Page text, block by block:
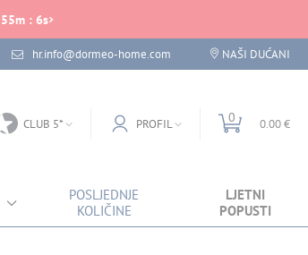
55m : 5s
hr.info@dormeo-home.com NAŠI DUĆANI
CLUB 5* PROFIL 0 0.00 €
POSLJEDNJE
KOLIČINE
LJETNI
POPUSTI